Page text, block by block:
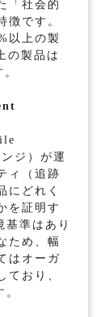
「社会的
徴です。
以上の製
の製品は
ジ）が運
ィ（追跡
にどれく
を証明す
基準はあり
ため、幅
はオーガ
ており、